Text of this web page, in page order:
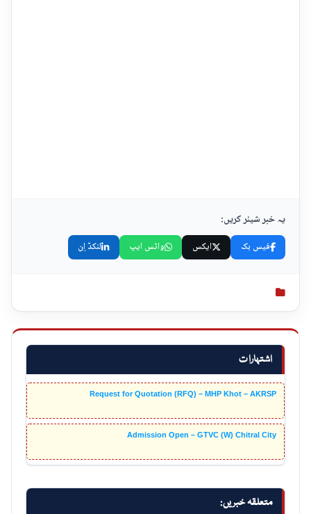
اشتہارات
Request for Quotation (RFQ) – MHP Khot – AKRSP
Admission Open – GTVC (W) Chitral City
متعلقہ خبریں:
یہ خبر شیئر کریں:
فیس بک ایکس واٹس ایپ لنکڈ اِن